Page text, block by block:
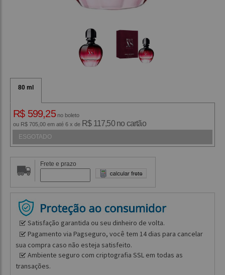
80 ml
R$ 599,25no boleto
ou R$ 705,00 em até 6 x de R$ 117,50 no cartão
ESGOTADO
Frete e prazo
Satisfação garantida ou seu dinheiro de volta.
Pagamento via Pagseguro, você tem 14 dias para cancelar
sua compra caso não esteja satisfeito.
Ambiente seguro com criptografia SSL em todas as
transações.